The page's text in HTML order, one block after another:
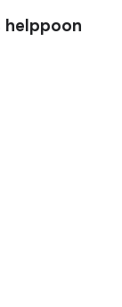
helppoon